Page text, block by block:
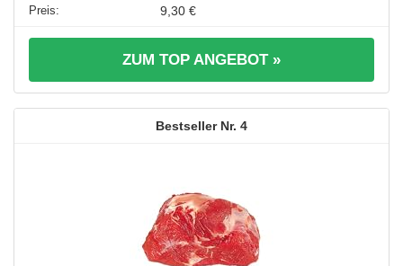
9,30 €
ZUM TOP ANGEBOT »
4